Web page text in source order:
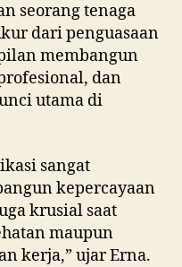
seorang tenaga
dari penguasaan
membangun
dan
utama di
sangat
kepercayaan
krusial saat
maupun
kerja,” ujar Erna.